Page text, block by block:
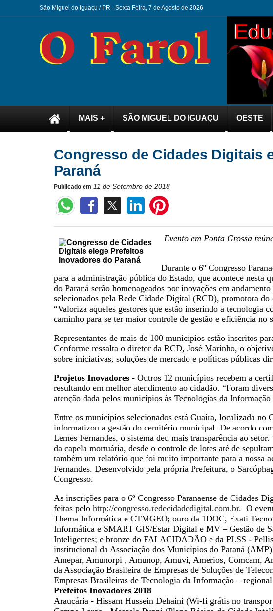
São Miguel do Iguaçu / PR - Sexta Feira, 7 de Agosto de 2026
MAIS + SÃO MIGUEL DO IGUAÇU OESTE
Congresso de Cidades Digitais
Paraná
Publicado em 11 de Setembro de 2018
Evento em Ponta Grossa
Durante o 6º Congresso
para a administração pública do Estado, que acontece nesta
do Paraná serão homenageados por inovações em
selecionados pela Rede Cidade Digital (RCD), promotora
“Valoriza aqueles gestores que estão inserindo a tecnologia
caminho para se ter maior controle de gestão e eficiência
Representantes de mais de 100 municípios estão inscritos
Conforme ressalta o diretor da RCD, José Marinho, o
sobre iniciativas, soluções de mercado e políticas públicas
Projetos Inovadores -Outros 12 municípios recebem a
resultando em melhor atendimento ao cidadão. “Foram
atenção dada pelos municípios às Tecnologias da
Entre os municípios selecionados está Guaíra, localizada no
informatizou a gestão do cemitério municipal. De acordo
Lemes Fernandes, o sistema deu mais transparência ao
da capela mortuária, desde o controle de lotes até de
também um relatório que foi muito importante para a nossa
Fernandes. Desenvolvido pela própria Prefeitura, o
Congresso.
As inscrições para o 6º Congresso Paranaense de Cidades
feitas pelo http://congresso.redecidadedigital.com.br. O
Thema Informática e CTMGEO; ouro da 1DOC, Exati
Informática e SMART GIS/Estar Digital e MV – Gestão de
Inteligentes; e bronze do FALACIDADÃO e da PLSS -
institucional da Associação dos Municípios do Paraná
Amepar, Amunorpi , Amunop, Amuvi, Amerios, Comcam,
da Associação Brasileira de Empresas de Soluções de
Empresas Brasileiras de Tecnologia da Informação –
Prefeitos Inovadores 2018
Araucária - Hissam Hussein Dehaini (Wi-fi grátis no